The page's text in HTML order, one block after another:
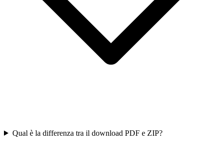
Qual è la differenza tra il download PDF e ZIP?